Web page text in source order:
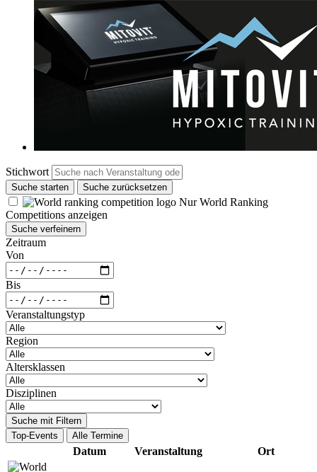
Stichwort
Suche starten Suche zurücksetzen
Nur World Ranking
Competitions anzeigen
Suche verfeinern
Zeitraum
Von
Bis
Veranstaltungstyp
Region
Altersklassen
Disziplinen
Suche mit Filtern
Top-Events
Alle Termine
Datum Veranstaltung Ort